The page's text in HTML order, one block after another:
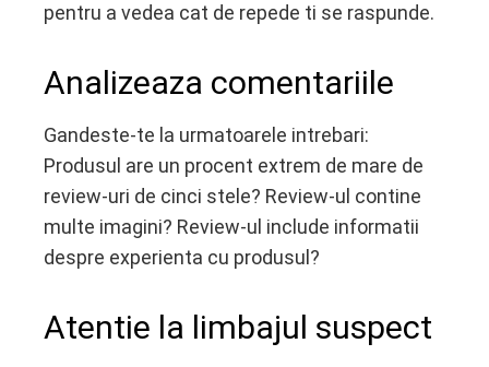
pentru a vedea cat de repede ti se raspunde.
Analizeaza comentariile
Gandeste-te la urmatoarele intrebari:
Produsul are un procent extrem de mare de
review-uri de cinci stele? Review-ul contine
multe imagini? Review-ul include informatii
despre experienta cu produsul?
Atentie la limbajul suspect